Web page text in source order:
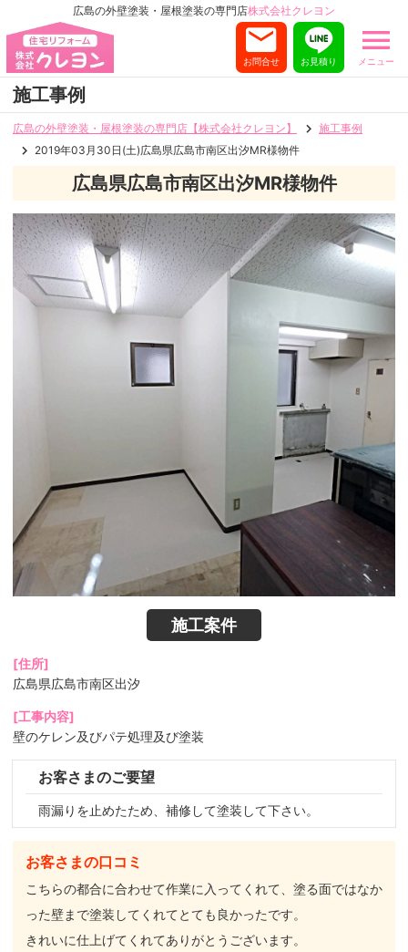
広島の外壁塗装・屋根塗装の専門店株式会社クレヨン
メニュー
お見積り
お問合せ
施工事例
広島の外壁塗装・屋根塗装の専門店【株式会社クレヨン】
施工事例
2019年03月30日(土)広島県広島市南区出汐MR様物件
広島県広島市南区出汐MR様物件
施工案件
[住所]
広島県広島市南区出汐
[工事内容]
壁のケレン及びパテ処理及び塗装
お客さまのご要望
雨漏りを止めたため、補修して塗装して下さい。
お客さまの口コミ
こちらの都合に合わせて作業に入ってくれて、塗る面ではなか
った壁まで塗装してくれてとても良かったです。
きれいに仕上げてくれてありがとうございます。